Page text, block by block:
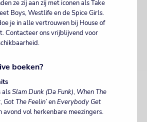
ze zij aan zij met iconen als Take
Boys, Westlife en de Spice Girls.
je in alle vertrouwen bij House of
Contacteer ons vrijblijvend voor
boeken?
alsSlam Dunk (Da Funk), When The
, Got The Feelin’enEverybody Get
avond vol herkenbare meezingers.